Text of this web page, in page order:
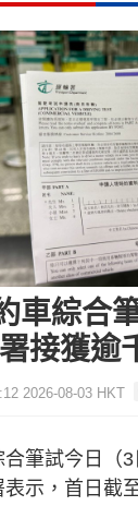
車綜合
接獲逾
2026-08-03 HKT
筆試今日（
示，首日截